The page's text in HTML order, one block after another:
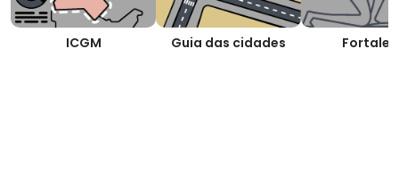
ICGM Guia das cidades